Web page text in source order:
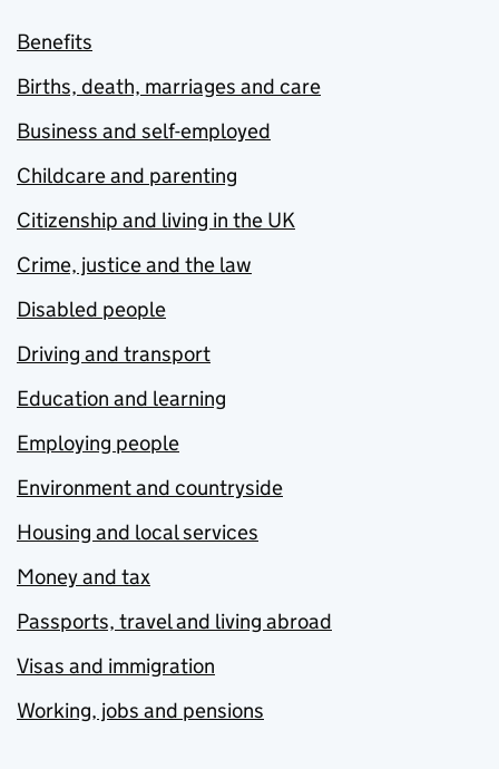
Benefits
Births, death, marriages and care
Business and self-employed
Childcare and parenting
Citizenship and living in the UK
Crime, justice and the law
Disabled people
Driving and transport
Education and learning
Employing people
Environment and countryside
Housing and local services
Money and tax
Passports, travel and living abroad
Visas and immigration
Working, jobs and pensions